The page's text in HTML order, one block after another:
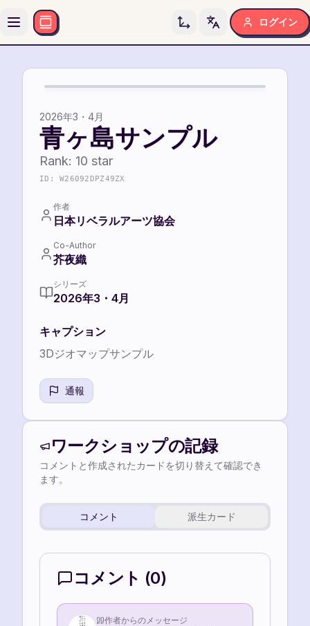
Toggle language
ログイン
10
10
2026年3・4月
青ヶ島サンプル
Rank: 10 star
ID:W26092DPZ49ZX
作者
日本リベラルアーツ協会
Co-Author
芥夜織
シリーズ
2026年3・4月
キャプション
3Dジオマップサンプル
通報
ワークショップの記録
コメントと作成されたカードを切り替えて確認でき
ます。
コメント 派生カード
コメント (0)
作者からのメッセージ